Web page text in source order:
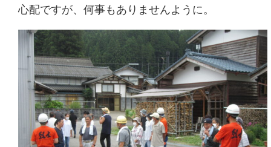
心配ですが、何事もありませんように。